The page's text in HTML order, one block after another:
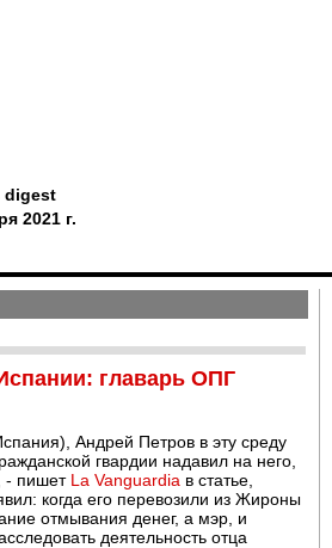
digest
2021 г.
главарь ОПГ
Андрей Петров в эту среду
гвардии надавил на него,
- пишет La Vanguardia в статье,
когда его перевозили из Жироны
отмывания денег, а мэр, и
деятельность отца